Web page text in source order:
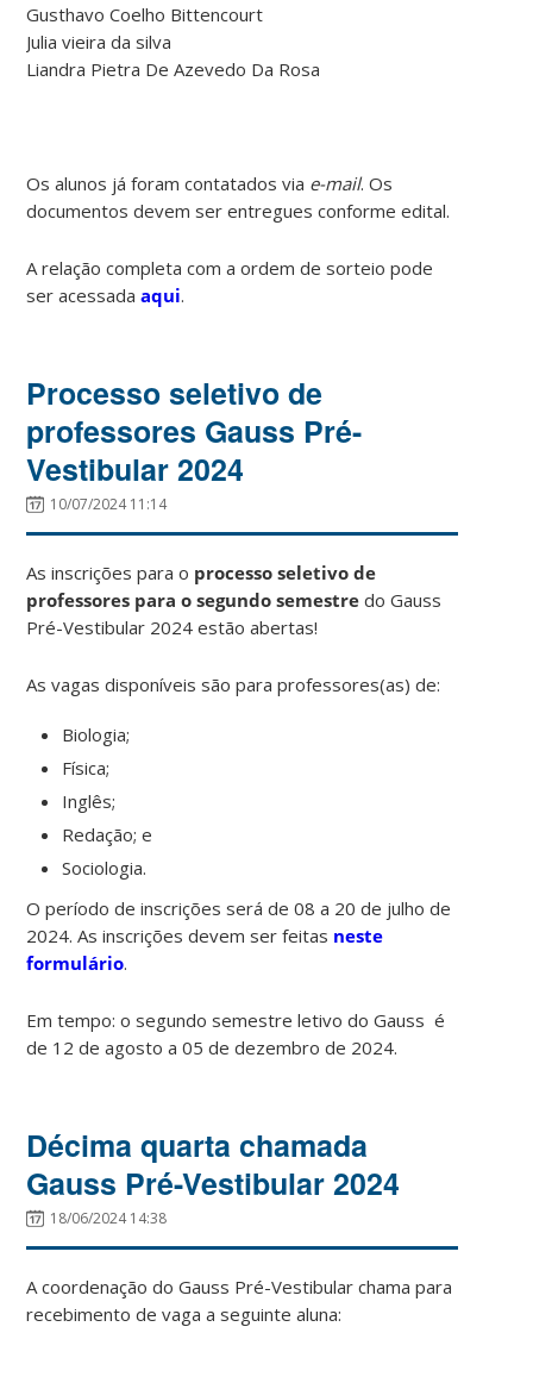
Gusthavo Coelho Bittencourt
Julia vieira da silva
Liandra Pietra De Azevedo Da Rosa
Os alunos já foram contatados via e-mail. Os
documentos devem ser entregues conforme edital.
A relação completa com a ordem de sorteio pode
ser acessadaaqui.
Processo seletivo de
professores Gauss Pré-
Vestibular 2024
10/07/2024 11:14
As inscrições para o processo seletivo de
professores para o segundo semestredo Gauss
Pré-Vestibular 2024 estão abertas!
As vagas disponíveis são para professores(as) de:
Biologia;
Física;
Inglês;
Redação; e
Sociologia.
O período de inscrições será de 08 a 20 de julho de
2024. As inscrições devem ser feitas neste
formulário.
Em tempo: o segundo semestre letivo do Gauss é
de 12 de agosto a 05 de dezembro de 2024.
Décima quarta chamada
Gauss Pré-Vestibular 2024
18/06/2024 14:38
A coordenação do Gauss Pré-Vestibular chama para
recebimento de vaga a seguinte aluna: